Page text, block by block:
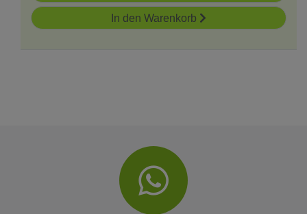
In den Warenkorb